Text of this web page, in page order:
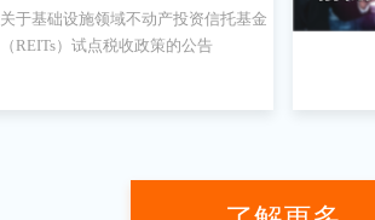
资信托基金（REITs）试点
关于基础设施领域不动产投资信托基金
（REITs）试点税收政策的公告